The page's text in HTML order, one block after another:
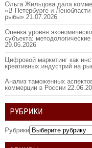
Ольга Жильцова дала
«В Петербурге и
рыбы» 21.07.2026
Оценка уровня
субъекта:
29.06.2026
Цифровой маркетинг как
креативных индустрий на
Анализ таможенных
коммерции в России
РУБРИКИ
Рубрики